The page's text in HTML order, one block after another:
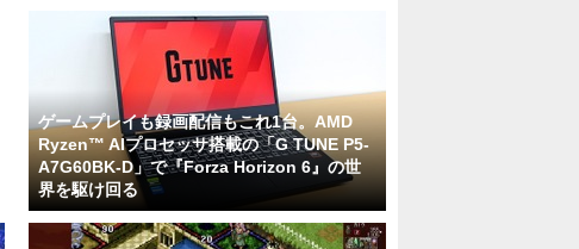
ゲームプレイも録画配信もこれ1台。AMD
Ryzen™ AIプロセッサ搭載の「G TUNE P5-
A7G60BK-D」で『Forza Horizon 6』の世
界を駆け回る